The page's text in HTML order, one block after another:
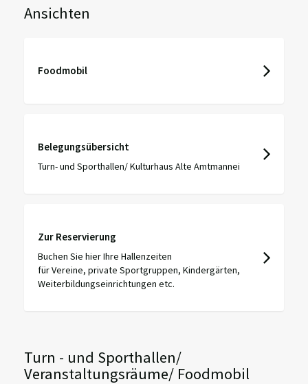
Ansichten
Foodmobil
Belegungsübersicht
Turn- und Sporthallen/ Kulturhaus Alte Amtmannei
Zur Reservierung
Buchen Sie hier Ihre Hallenzeiten
für Vereine, private Sportgruppen, Kindergärten,
Weiterbildungseinrichtungen etc.
Turn - und Sporthallen/
Veranstaltungsräume/ Foodmobil